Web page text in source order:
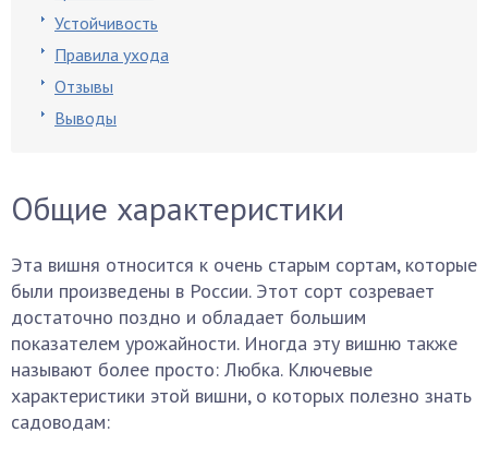
Устойчивость
Правила ухода
Отзывы
Выводы
Общие характеристики
Эта вишня относится к очень старым сортам, которые
были произведены в России. Этот сорт созревает
достаточно поздно и обладает большим
показателем урожайности. Иногда эту вишню также
называют более просто: Любка. Ключевые
характеристики этой вишни, о которых полезно знать
садоводам: